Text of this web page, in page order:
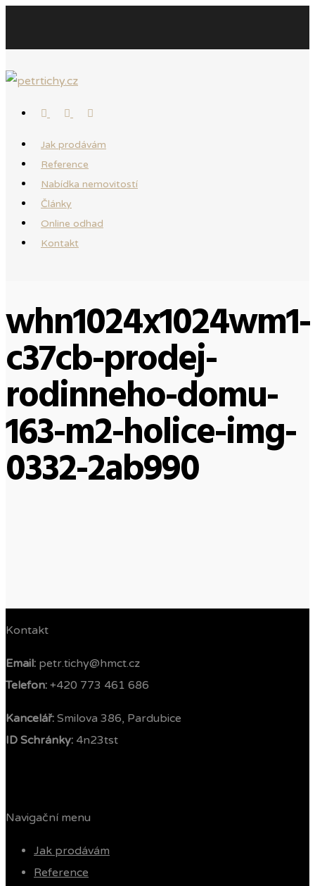
Jak prodávám
Reference
Nabídka nemovitostí
Články
Online odhad
Kontakt
whn1024x1024wm1-
c37cb-prodej-
rodinneho-domu-
163-m2-holice-img-
0332-2ab990
Kontakt
Email: petr.tichy@hmct.cz
Telefon: ‭ +420 773 461 686‬
Kancelář: Smilova 386, Pardubice
ID Schránky: 4n23tst
Navigační menu
Jak prodávám
Reference